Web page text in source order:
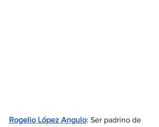
Rogelio López Angulo: Ser padrino de